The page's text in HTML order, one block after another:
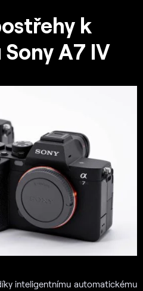
k
A7 IV
inteligentnímu automatickému